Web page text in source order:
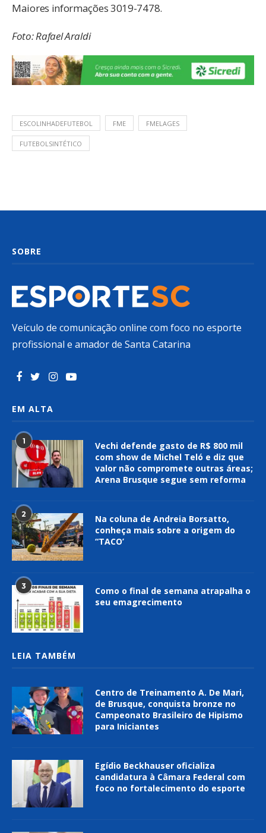
Maiores informações 3019-7478.
Foto: Rafael Araldi
ESCOLINHADEFUTEBOL FME FMELAGES
FUTEBOLSINTÉTICO
SOBRE
Veículo de comunicação online com foco no esporte
profissional e amador de Santa Catarina
EM ALTA
1
Vechi defende gasto de R$ 800 mil
com show de Michel Teló e diz que
valor não compromete outras áreas;
Arena Brusque segue sem reforma
2
Na coluna de Andreia Borsatto,
conheça mais sobre a origem do
“TACO’
3
Como o final de semana atrapalha o
seu emagrecimento
LEIA TAMBÉM
Centro de Treinamento A. De Mari,
de Brusque, conquista bronze no
Campeonato Brasileiro de Hipismo
para Iniciantes
Egídio Beckhauser oficializa
candidatura à Câmara Federal com
foco no fortalecimento do esporte